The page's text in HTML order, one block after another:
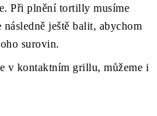
Při plnění tortilly musíme
ještě balit, abychom
surovin.
v kontaktním grillu, můžeme i